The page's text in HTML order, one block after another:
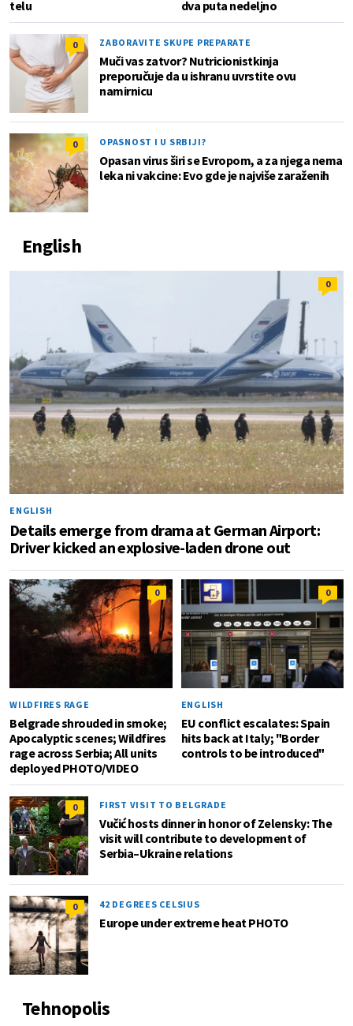
telu dva puta nedeljno
0 ZABORAVITE SKUPE PREPARATE
Muči vas zatvor? Nutricionistkinja
preporučuje da u ishranu uvrstite ovu
namirnicu
0 OPASNOST I U SRBIJI?
Opasan virus širi se Evropom, a za njega nema
leka ni vakcine: Evo gde je najviše zaraženih
English
0
ENGLISH
Details emerge from drama at German Airport:
Driver kicked an explosive-laden drone out
0
WILDFIRES RAGE
Belgrade shrouded in smoke;
Apocalyptic scenes; Wildfires
rage across Serbia; All units
deployed PHOTO/VIDEO
0
ENGLISH
EU conflict escalates: Spain
hits back at Italy; "Border
controls to be introduced"
0 FIRST VISIT TO BELGRADE
Vučić hosts dinner in honor of Zelensky: The
visit will contribute to development of
Serbia–Ukraine relations
0 42 DEGREES CELSIUS
Europe under extreme heat PHOTO
Tehnopolis